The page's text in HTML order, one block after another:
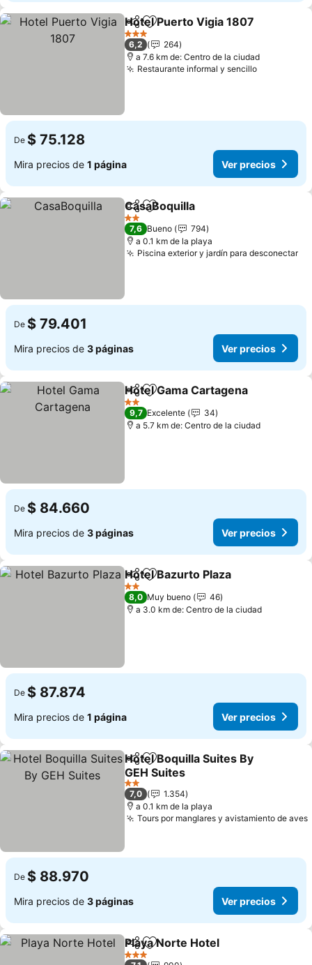
CompartirAgregar a favoritos
Hotel Puerto Vigia 1807
3 Estrellas
6,2
264
a 7.6 km de: Centro de la ciudad
Restaurante informal y sencilloVer
De $ 75.128
Mira precios de 1 página Ver precios
CompartirAgregar a favoritos
CasaBoquilla
2 Estrellas
7,6 Bueno
794
a 0.1 km de la playa
Piscina exterior y jardín para desconectar
De $ 79.401
Mira precios de 3 páginas Ver precios
CompartirAgregar a favoritos
Hotel Gama Cartagena
2 Estrellas
9,7 Excelente
34
a 5.7 km de: Centro de la ciudad
De $ 84.660
Mira precios de 3 páginas Ver precios
CompartirAgregar a favoritos
Hotel Bazurto Plaza
2 Estrellas
8,0 Muy bueno
46
a 3.0 km de: Centro de la ciudad
De $ 87.874
Mira precios de 1 página Ver precios
CompartirAgregar a favoritos
Hotel Boquilla Suites By
GEH Suites
Ver precios
2 Estrellas
7,0
1.354
a 0.1 km de la playa
Tours por manglares y avistamiento de aves
De $ 88.970
Mira precios de 3 páginas Ver precios
CompartirAgregar a favoritos
Playa Norte Hotel
3 Estrellas